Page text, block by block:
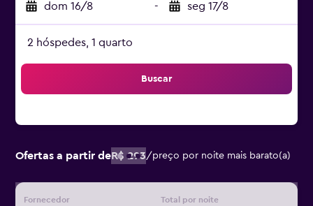
dom 16/8 - seg 17/8
2 hóspedes, 1 quarto
Buscar
Ofertas a partir deR$ 293/preço por noite mais barato(a)
Fornecedor Total por noite